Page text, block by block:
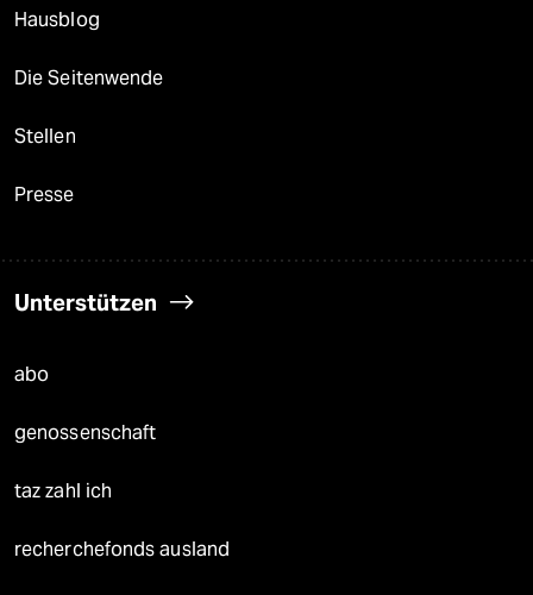
Hausblog
Die Seitenwende
Stellen
Presse
Unterstützen
abo
genossenschaft
taz zahl ich
recherchefonds ausland